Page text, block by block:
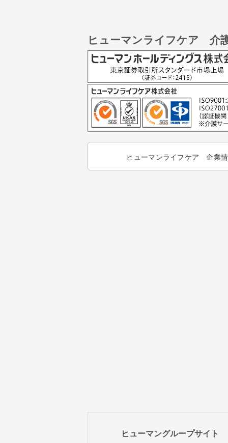
ヒューマンライフケア 介
ヒューマンライフケア 企業
ヒューマングループサイト